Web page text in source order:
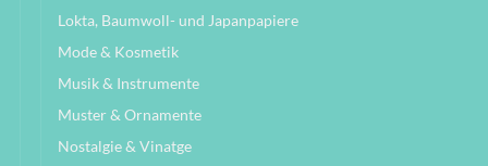
Lokta, Baumwoll- und Japanpapiere
Mode & Kosmetik
Musik & Instrumente
Muster & Ornamente
Nostalgie & Vinatge